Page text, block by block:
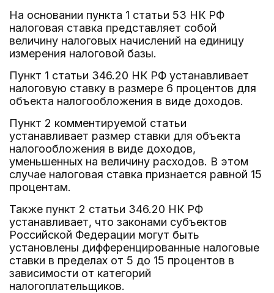
На основании пункта 1 статьи 53 НК РФ
налоговая ставка представляет собой
величину налоговых начислений на единицу
измерения налоговой базы.
Пункт 1 статьи 346.20 НК РФ устанавливает
налоговую ставку в размере 6 процентов для
объекта налогообложения в виде доходов.
Пункт 2 комментируемой статьи
устанавливает размер ставки для объекта
налогообложения в виде доходов,
уменьшенных на величину расходов. В этом
случае налоговая ставка признается равной 15
процентам.
Также пункт 2 статьи 346.20 НК РФ
устанавливает, что законами субъектов
Российской Федерации могут быть
установлены дифференцированные налоговые
ставки в пределах от 5 до 15 процентов в
зависимости от категорий
налогоплательщиков.